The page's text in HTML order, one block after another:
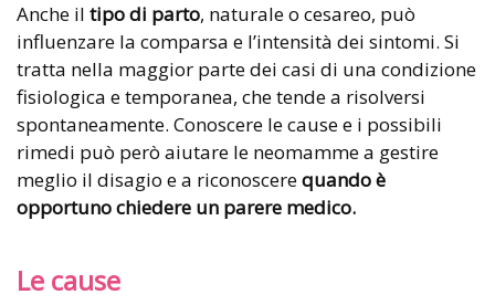
Anche il tipo di parto, naturale o cesareo, può
influenzare la comparsa e l’intensità dei sintomi. Si
tratta nella maggior parte dei casi di una condizione
fisiologica e temporanea, che tende a risolversi
spontaneamente. Conoscere le cause e i possibili
rimedi può però aiutare le neomamme a gestire
meglio il disagio e a riconoscerequando è
opportuno chiedere un parere medico.
Le cause